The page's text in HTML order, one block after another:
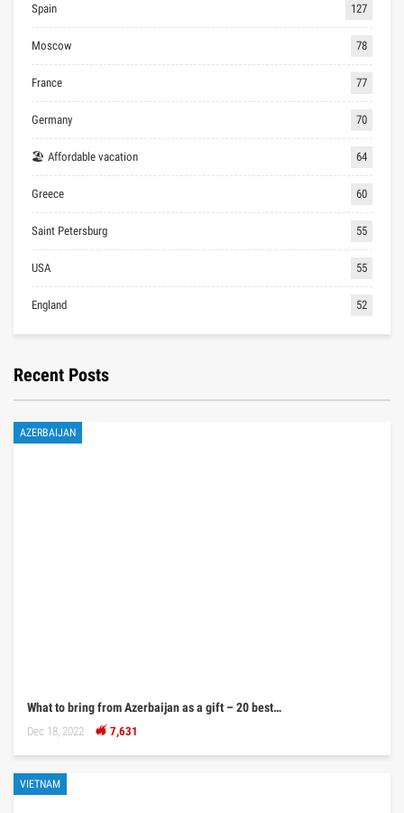
Spain 127
Moscow 78
France 77
Germany 70
🏖 Affordable vacation 64
Greece 60
Saint Petersburg 55
USA 55
England 52
Recent Posts
AZERBAIJAN
What to bring from Azerbaijan as a gift – 20 best…
Dec 18, 2022 7,631
VIETNAM